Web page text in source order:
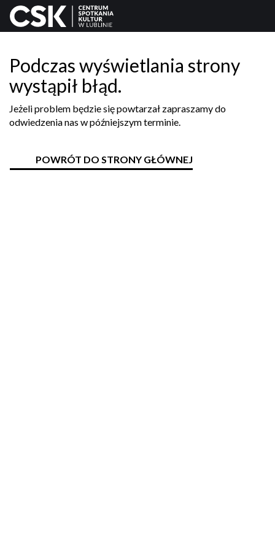
Podczas wyświetlania strony
wystąpił błąd.
Jeżeli problem będzie się powtarzał zapraszamy do
odwiedzenia nas w późniejszym terminie.
POWRÓT DO STRONY GŁÓWNEJ